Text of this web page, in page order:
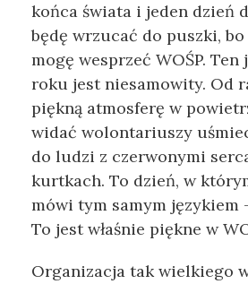
końca świata i jeden dzień
będę wrzucać do puszki,
mogę wesprzeć WOŚP.
roku jest niesamowity. Od
piękną atmosferę w
widać wolontariuszy
do ludzi z czerwonymi
kurtkach. To dzień, w
mówi tym samym językiem
To jest właśnie piękne w
Organizacja tak wielkiego